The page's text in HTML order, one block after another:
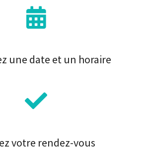
une date et un horaire
votre rendez-vous